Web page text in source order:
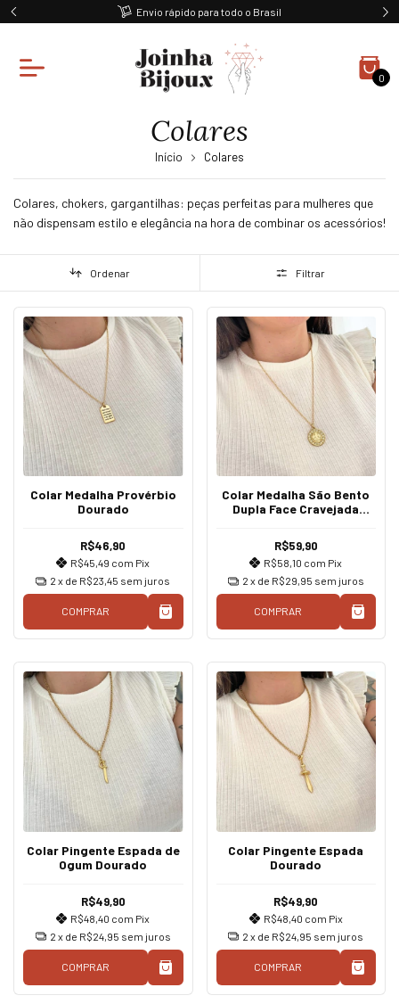
Envio rápido para todo o Brasil
0
Colares
Início Colares
Colares, chokers, gargantilhas: peças perfeitas para mulheres que
não dispensam estilo e elegância na hora de combinar os acessórios!
Ordenar Filtrar
Colar Medalha Provérbio
Dourado
R$46,90
R$45,49 com Pix
2 x de R$23,45 sem juros
COMPRAR
Colar Medalha São Bento
Dupla Face Cravejada
R$59,90
R$58,10 com Pix
2 x de R$29,95 sem juros
COMPRAR
Colar Pingente Espada de
Ogum Dourado
R$49,90
R$48,40 com Pix
2 x de R$24,95 sem juros
COMPRAR
Colar Pingente Espada
Dourado
R$49,90
R$48,40 com Pix
2 x de R$24,95 sem juros
COMPRAR